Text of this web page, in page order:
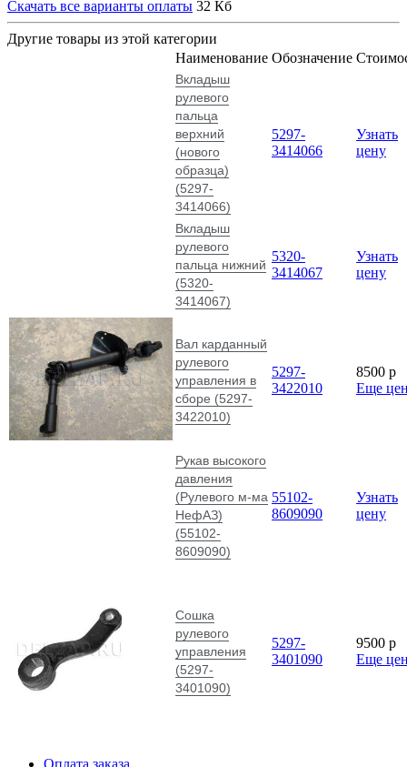
Скачать все варианты оплаты 32 Кб
Другие товары из этой категории
Наименование Обозначение
Вкладыш
рулевого
пальца
верхний
(нового
образца)
(5297-
3414066)
5297-
3414066
Узнать
цену
Вкладыш
рулевого
пальца нижний
(5320-
3414067)
5320-
3414067
Узнать
цену
Вал карданный
рулевого
управления в
сборе (5297-
3422010)
5297-
3422010
8500 p
Еще
Рукав высокого
давления
(Рулевого м-ма
НефАЗ)
(55102-
8609090)
55102-
8609090
Узнать
цену
Сошка
рулевого
управления
(5297-
3401090)
5297-
3401090
9500 p
Еще
Оплата заказа